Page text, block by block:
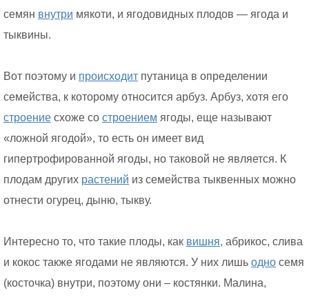
семян внутри мякоти, и ягодовидных плодов — ягода и
тыквины.
Вот поэтому и происходит путаница в определении
семейства, к которому относится арбуз. Арбуз, хотя его
строение схоже со строением ягоды, еще называют
«ложной ягодой», то есть он имеет вид
гипертрофированной ягоды, но таковой не является. К
плодам других растений из семейства тыквенных можно
отнести огурец, дыню, тыкву.
Интересно то, что такие плоды, как вишня, абрикос, слива
и кокос также ягодами не являются. У них лишь одно семя
(косточка) внутри, поэтому они – костянки. Малина,